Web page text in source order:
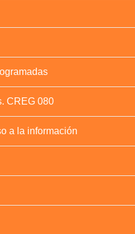
CREG 080
a la información